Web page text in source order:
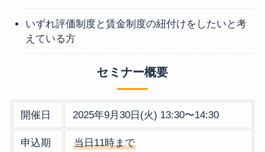
いずれ評価制度と賃金制度の紐付けをしたいと考
えている方
セミナー概要
開催日 2025年9月30日(火) 13:30〜14:30
申込期
当日11時まで